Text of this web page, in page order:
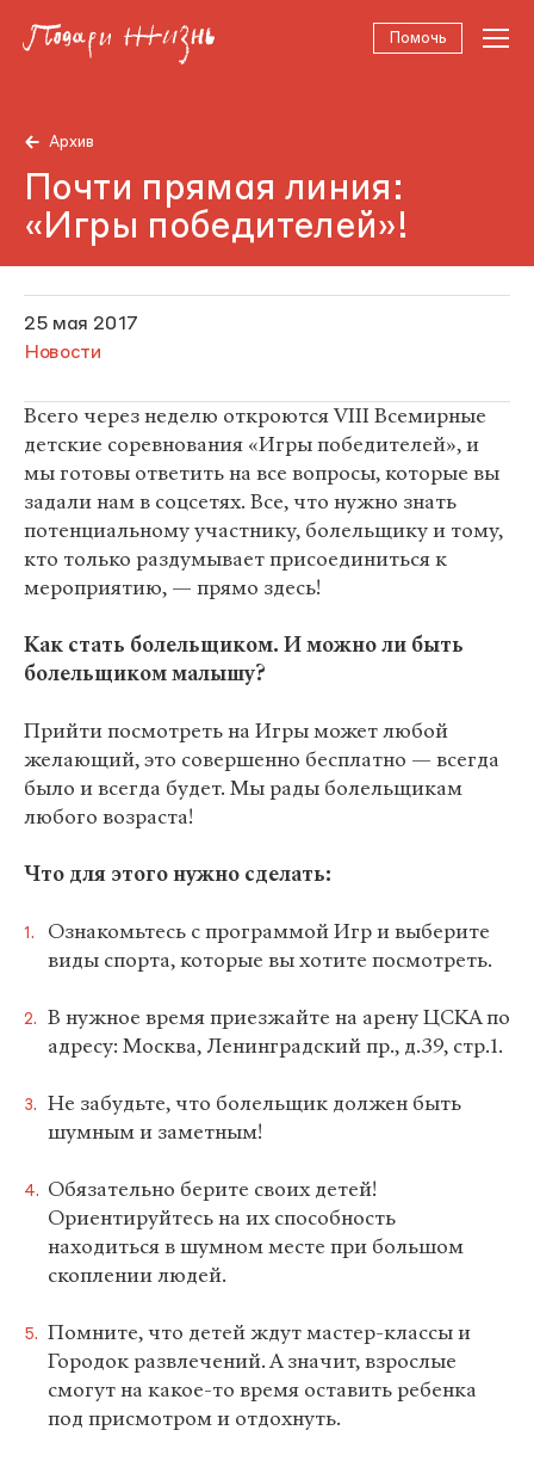
Помочь
Архив
Почти прямая линия:
«Игры победителей»!
25 мая 2017
Новости
Всего через неделю откроются VIII Всемирные
детские соревнования «Игры победителей», и
мы готовы ответить на все вопросы, которые вы
задали нам в соцсетях. Все, что нужно знать
потенциальному участнику, болельщику и тому,
кто только раздумывает присоединиться к
мероприятию, — прямо здесь!
Как стать болельщиком. И можно ли быть
болельщиком малышу?
Прийти посмотреть на Игры может любой
желающий, это совершенно бесплатно — всегда
было и всегда будет. Мы рады болельщикам
любого возраста!
Что для этого нужно сделать:
Ознакомьтесь с программой Игр и выберите
виды спорта, которые вы хотите посмотреть.
В нужное время приезжайте на арену ЦСКА по
адресу: Москва, Ленинградский пр., д.39, стр.1.
Не забудьте, что болельщик должен быть
шумным и заметным!
Обязательно берите своих детей!
Ориентируйтесь на их способность
находиться в шумном месте при большом
скоплении людей.
Помните, что детей ждут мастер-классы и
Городок развлечений. А значит, взрослые
смогут на какое-то время оставить ребенка
под присмотром и отдохнуть.